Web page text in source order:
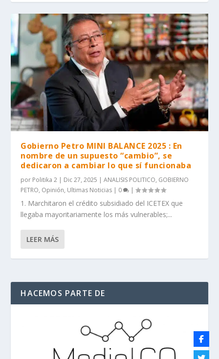
Gobierno Petro MINI BALANCE 2025 : En
nombre de un supuesto “cambio”, se
dedicaron a cambiar lo que sí funcionaba
por Politika 2 | Dic 27, 2025 |ANALISIS POLITICO, GOBIERNO
PETRO, Opinión, Ultimas Noticias | 0 |
1. Marchitaron el crédito subsidiado del ICETEX que
llegaba mayoritariamente los más vulnerables;...
LEER MÁS
HACEMOS PARTE DE